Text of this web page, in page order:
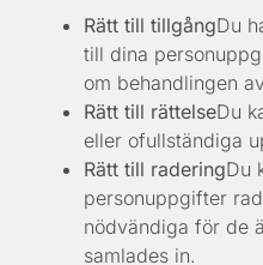
Rätt till tillgångDu
till dina
om behandlingen
Rätt till rättelseDu
eller ofullständiga
Rätt till raderingDu
personuppgifter
nödvändiga för de
samlades in.